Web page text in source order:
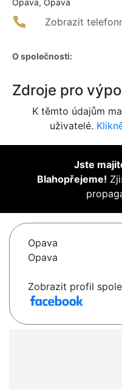
Opava, Opava
Zobrazit
O společnosti:
Zdroje pro
K těmto údajům
uživatelé.
Jste
Blahopřejeme!
Opava
Opava
Zobrazit profil